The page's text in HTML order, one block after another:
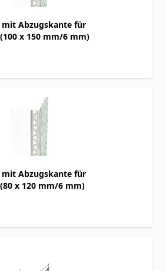
Abzugskante für
x 150 mm/6 mm)
Abzugskante für
x 120 mm/6 mm)